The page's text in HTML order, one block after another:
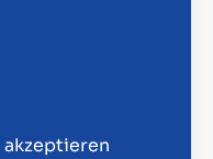
akzeptieren